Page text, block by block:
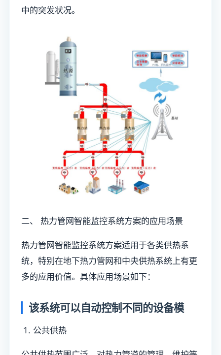
中的突发状况。
二、 热力管网智能监控系统方案的应用场景
热力管网智能监控系统方案适用于各类供热系
统，特别在地下热力管网和中央供热系统上有更
多的应用价值。具体应用场景如下：
该系统可以自动控制不同的设备模
公共供热